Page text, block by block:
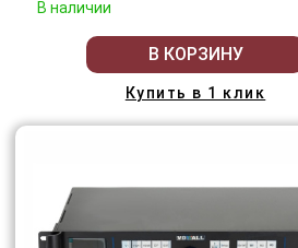
В наличии
В КОРЗИНУ
Купить в 1 клик